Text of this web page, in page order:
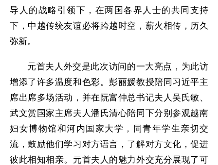
导人的战略引领下，在两国各界人士的共同支持
下，中越传统友谊必将跨越时空，薪火相传，历久
弥新。
元首夫人外交是此次访问的一大亮点，为此访
增添了许多温度和色彩。彭丽媛教授陪同习近平主
席出席多场活动，并在阮富仲总书记夫人吴氏敏、
武文赏国家主席夫人潘氏清心陪同下分别参观越南
妇女博物馆和河内国家大学，同青年学生亲切交
流，鼓励他们学习对方语言，了解对方文化，促进
彼此相知相亲。元首夫人的魅力外交充分展现了可